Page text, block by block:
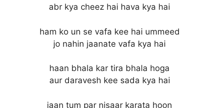
abr kya cheez hai hava kya hai
ham ko un se vafa kee hai ummeed
jo nahin jaanate vafa kya hai
haan bhala kar tira bhala hoga
aur daravesh kee sada kya hai
jaan tum par nisaar karata hoon